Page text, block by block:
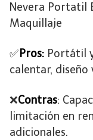
Nevera Portatil
Maquillaje
✅ Pros: Portátil
calentar,
❌Contras:
limitación en
adicionales.